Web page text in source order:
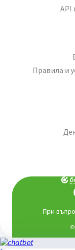
API
Правила и
При
©